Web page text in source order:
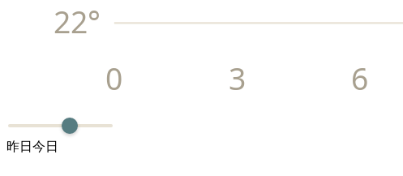
22°
0 3 6
昨日今日